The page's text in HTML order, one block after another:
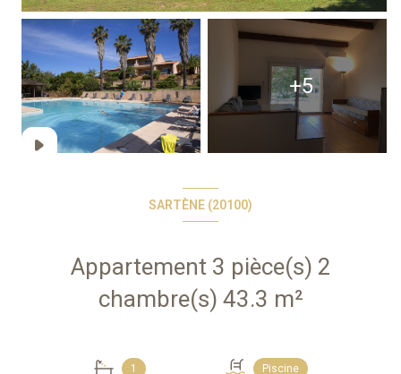
+5
SARTÈNE (20100)
Appartement 3 pièce(s) 2
chambre(s) 43.3 m²
1 Piscine